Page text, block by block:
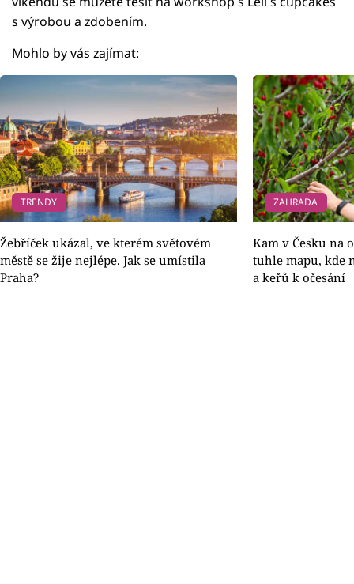
s výrobou a zdobením.
Mohlo by vás zajímat:
TRENDY
Žebříček ukázal, ve kterém světovém
městě se žije nejlépe. Jak se umístila
Praha?
ZAHRADA
Kam v Česku na
tuhle mapu, kde
a keřů k očesání